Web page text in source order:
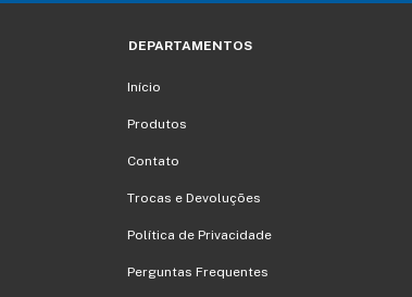
DEPARTAMENTOS
Início
Produtos
Contato
Trocas e Devoluções
Política de Privacidade
Perguntas Frequentes